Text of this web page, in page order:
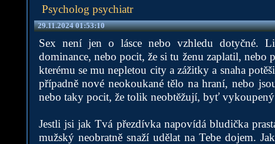
Psycholog psychiatr
29.11.2024 01:53:10
Sex není jen o lásce nebo vzhledu dotyčné.
dominance, nebo pocit, že si tu ženu zaplatil, nebo
kterému se mu nepletou city a zážitky a snaha
případně nové neokoukané tělo na hraní, nebo
nebo taky pocit, že tolik neobtěžují, byť
Jestli jsi jak Tvá přezdívka napovídá bludička
mužský neobratně snaží udělat na Tebe dojem.